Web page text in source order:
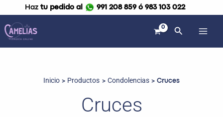
al
contenido
Haz tu pedido al 991 208 859 ó 983 103 022
Buscar
Inicio Productos Condolencias Cruces
Cruces
Ordenado
por
precio: